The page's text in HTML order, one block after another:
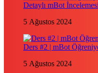
Detaylı mBot İncelemesi
5 Ağustos 2024
Ders #2 | mBot
5 Ağustos 2024